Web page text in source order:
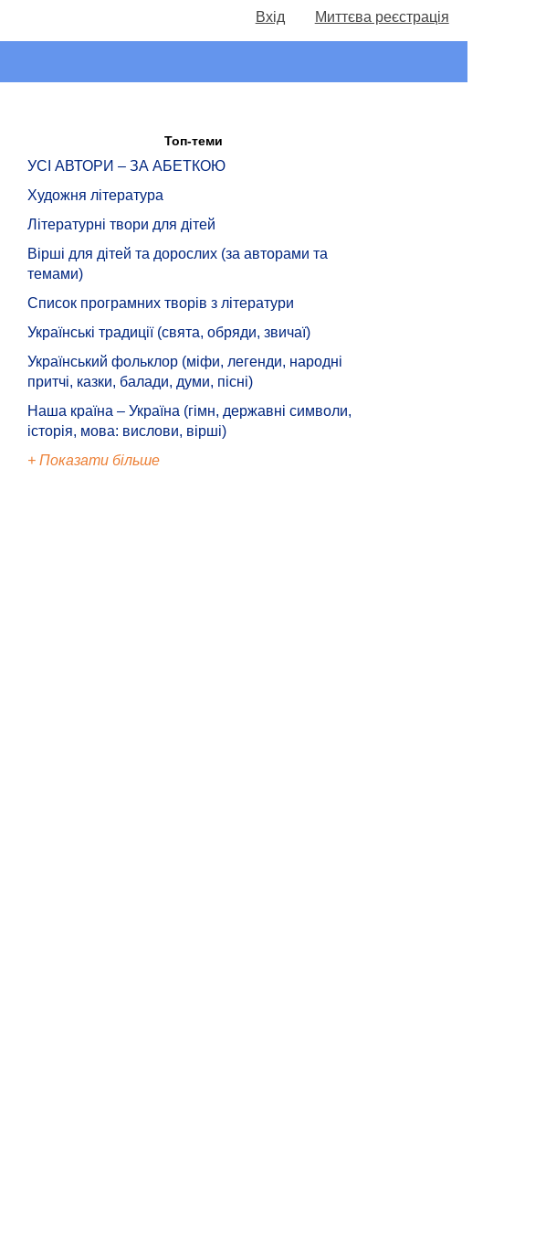
Вхід Миттєва реєстрація
Топ-теми
УСІ АВТОРИ – ЗА АБЕТКОЮ
Художня література
Літературні твори для дітей
Вірші для дітей та дорослих (за авторами та
темами)
Список програмних творів з літератури
Українські традиції (свята, обряди, звичаї)
Український фольклор (міфи, легенди, народні
притчі, казки, балади, думи, пісні)
Наша країна – Україна (гімн, державні символи,
історія, мова: вислови, вірші)
+ Показати більше